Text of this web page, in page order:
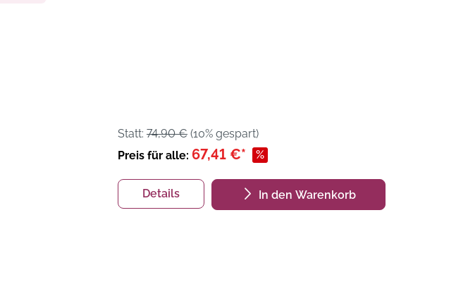
Statt: 74,90 € (10% gespart)
Preis für alle: 67,41 €* %
Details In den Warenkorb